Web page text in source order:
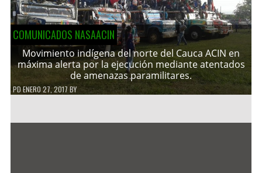
COMUNICADOS NASAACIN
Movimiento indígena del norte del Cauca ACIN en
máxima alerta por la ejecución mediante atentados
de amenazas paramilitares.
PDENERO 27, 2017 BY